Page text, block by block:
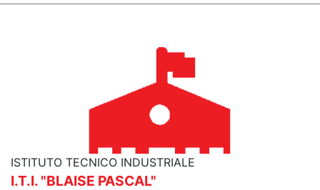
ISTITUTO TECNICO INDUSTRIALE
I.T.I. "BLAISE PASCAL"